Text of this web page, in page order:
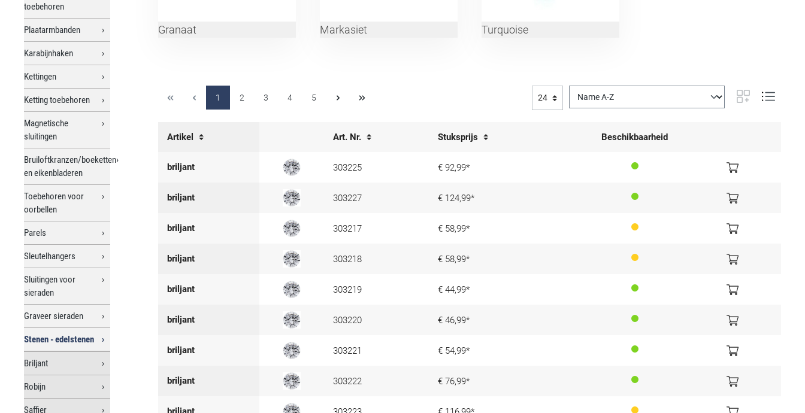
toebehoren
Plaatarmbanden
Karabijnhaken
Kettingen
Ketting toebehoren
Magnetische
sluitingen
Bruiloftkranzen/boeketten
en eikenbladeren
Toebehoren voor
oorbellen
Parels
Sleutelhangers
Sluitingen voor
sieraden
Graveer sieraden
Stenen - edelstenen
Briljant
Robijn
Saffier
Granaat Markasiet Turquoise
1 2 3 4 5
Artikel Art. Nr. Stuksprijs Beschikbaarheid
briljant 303225 € 92,99*
briljant 303227 € 124,99*
briljant 303217 € 58,99*
briljant 303218 € 58,99*
briljant 303219 € 44,99*
briljant 303220 € 46,99*
briljant 303221 € 54,99*
briljant 303222 € 76,99*